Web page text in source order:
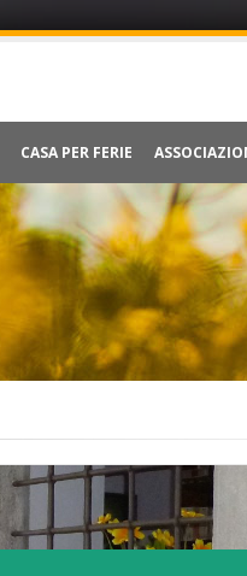
CASA PER FERIE